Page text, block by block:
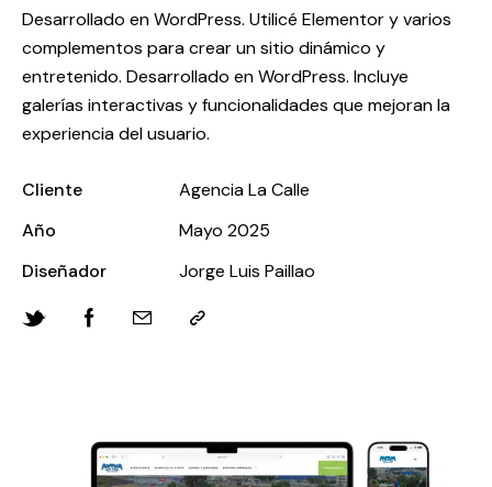
Desarrollado en WordPress. Utilicé Elementor y varios
complementos para crear un sitio dinámico y
entretenido. Desarrollado en WordPress. Incluye
galerías interactivas y funcionalidades que mejoran la
experiencia del usuario.
Cliente
Agencia La Calle
Año
Mayo 2025
Diseñador
Jorge Luis Paillao